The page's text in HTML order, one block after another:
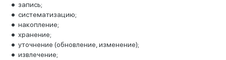
запись;
систематизацию;
накопление;
хранение;
уточнение (обновление, изменение);
извлечение;